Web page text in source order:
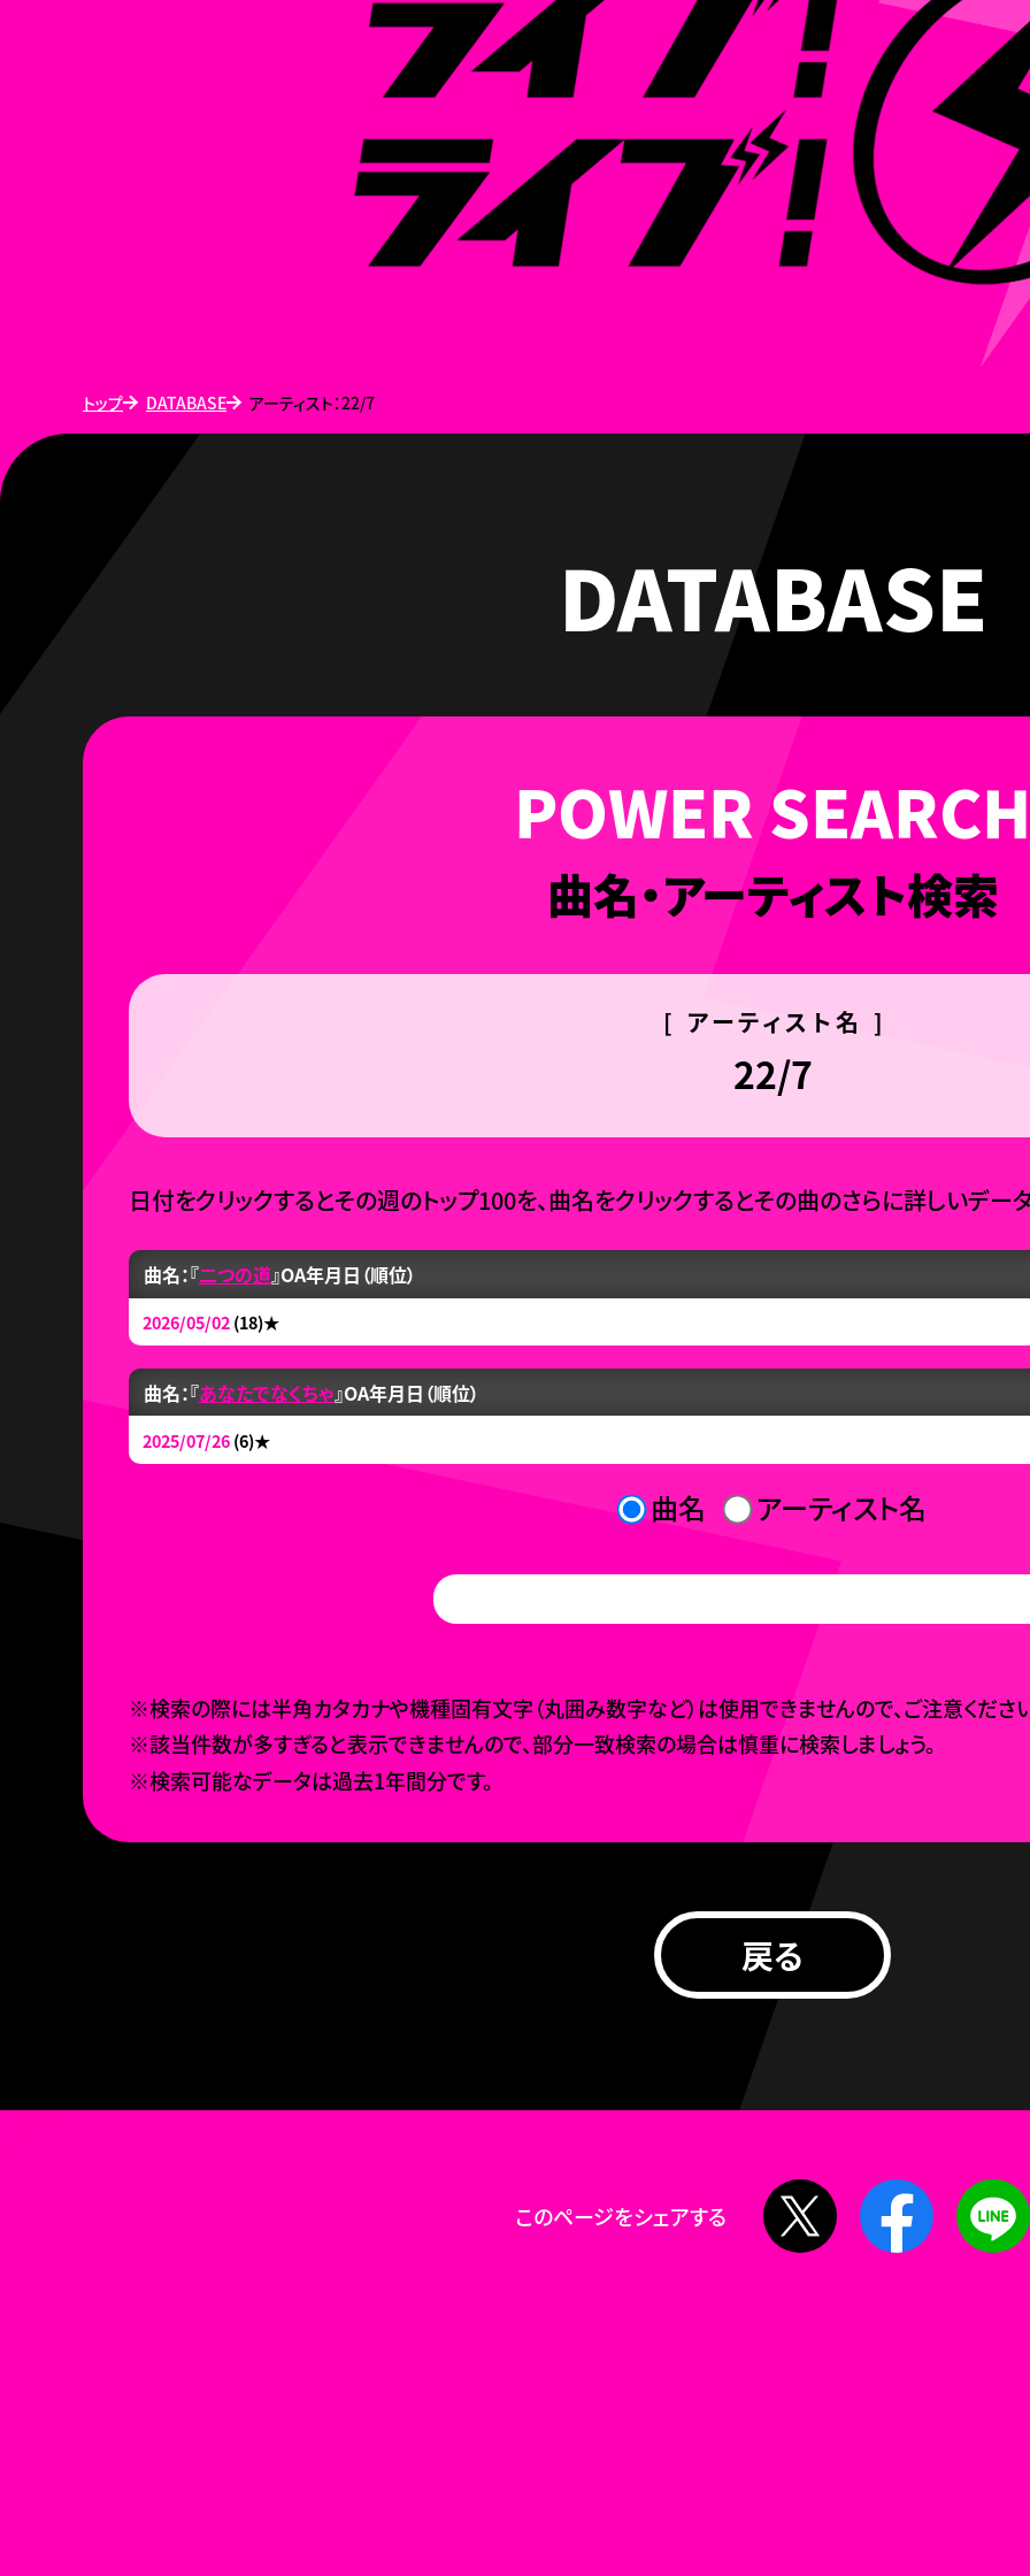
トップ DATABASE アーティスト：22/7
DATABASE
曲名・アーティスト検索
[ アーティスト名 ]
22/7
日付をクリックするとその週のトップ100を、曲名をクリックするとその曲のさらに詳しいデー
曲名：『二つの道』OA年月日（順位）
2026/05/02(18)★
曲名：『あなたでなくちゃ』OA年月日（順位）
2025/07/26(6)★
曲名 アーティスト名
※検索の際には半角カタカナや機種固有文字（丸囲み数字など）は使用できませんので、ご注意くださ
※該当件数が多すぎると表示できませんので、部分一致検索の場合は慎重に検索しましょう。
※検索可能なデータは過去1年間分です。
戻る
このページをシェアする
Facebook